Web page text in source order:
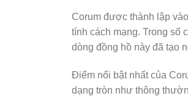
Corum được thành lập
tính cách mạng. Trong số
dòng đồng hồ này đã tạo
Điểm nổi bật nhất của
dạng tròn như thông